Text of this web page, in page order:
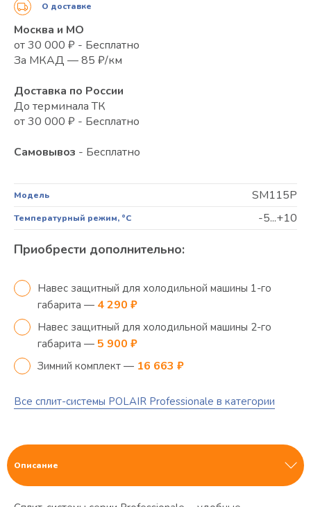
Модель SM115P
Температурный режим, °C -5...+10
Приобрести дополнительно:
Навес защитный для холодильной машины 1-го
габарита — 4 290 ₽
Навес защитный для холодильной машины 2-го
габарита — 5 900 ₽
Зимний комплект — 16 663 ₽
Все сплит-системы POLAIR Professionale в категории
О доставке
Москва и МО
от 30 000 ₽ - Бесплатно
За МКАД — 85 ₽/км
Доставка по России
До терминала ТК
от 30 000 ₽ - Бесплатно
Самовывоз - Бесплатно
Описание